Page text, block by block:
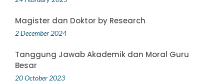
Magister dan Doktor by Research
2 December 2024
Tanggung Jawab Akademik dan Moral Guru
Besar
20 October 2023